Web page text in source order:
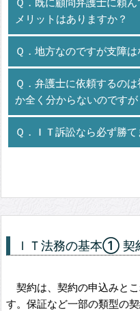
メリットはありますか？
Ｑ．地方なのですが支障
Ｑ．弁護士に依頼するの
か全く分からないのですが
Ｑ．ＩＴ訴訟なら必ず勝て
ＩＴ法務の基本① 契
契約は、契約の申込みと
す。保証など一部の類型の